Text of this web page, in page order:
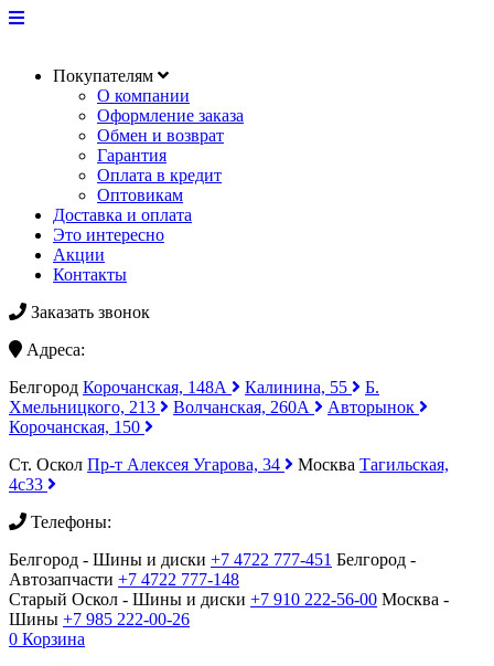
Покупателям
О компании
Оформление заказа
Обмен и возврат
Гарантия
Оплата в кредит
Оптовикам
Доставка и оплата
Это интересно
Акции
Контакты
Заказать звонок
Адреса:
Белгород Корочанская, 148А Калинина, 55
Б.
Хмельницкого, 213
Волчанская, 260А
Авторынок
Корочанская, 150
Ст. Оскол Пр-т Алексея Угарова, 34 Москва Тагильская,
4с33
Телефоны:
Белгород - Шины и диски +7 4722 777-451 Белгород -
Автозапчасти +7 4722 777-148
Старый Оскол - Шины и диски +7 910 222-56-00 Москва -
Шины +7 985 222-00-26
0 Корзина